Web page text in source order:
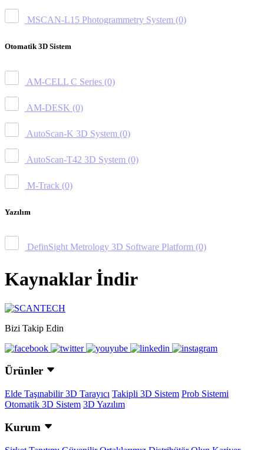
MSCAN-L15 Photogrammetry System (0)
Otomatik 3D Sistem
AM-CELL C Series (0)
AM-DESK (0)
AutoScan-K 3D System (0)
AutoScan-T42 3D System (0)
M-Track (0)
Yazılım
DefinSight Metrology 3D Software Platform (0)
Kaynaklar İndir
Bizi Takip Edin
Ürünler
Elde Taşınabilir 3D Tarayıcı Takipli 3D Sistem Prob Sistemi
Otomatik 3D Sistem 3D Yazılım
Kurum